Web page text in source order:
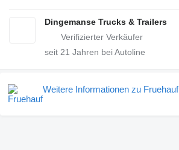
Dingemanse Trucks & Trailers
seit 21 Jahren bei Autoline
Weitere Informationen zu Fruehauf